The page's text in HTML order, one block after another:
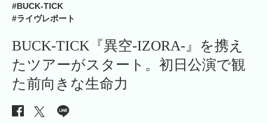
#BUCK-TICK
#ライヴレポート
BUCK-TICK『異空-IZORA-』を携え
たツアーがスタート。初日公演で観
た前向きな生命力